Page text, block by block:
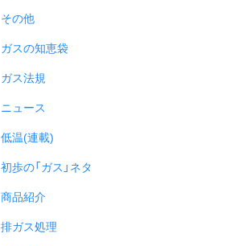
その他
ガスの知恵袋
ガス法規
ニュース
低温(連載)
初歩の「ガス」ネタ
商品紹介
排ガス処理